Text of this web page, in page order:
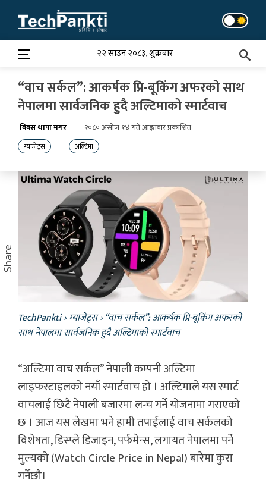
content
२२ साउन २०८३, शुक्रबार
“वाच सर्कल”: आकर्षक प्रि-बूकिंग अफरको साथ
नेपालमा सार्वजनिक हुदै अल्टिमाको स्मार्टवाच
बिबस थापा मगर २०८० असोज १४ गते आइतबार प्रकाशित
ग्याजेट्स अल्टिमा
TechPankti›ग्याजेट्स›“वाच सर्कल”: आकर्षक प्रि-बूकिंग अफरको
साथ नेपालमा सार्वजनिक हुदै अल्टिमाको स्मार्टवाच
“अल्टिमा वाच सर्कल” नेपाली कम्पनी अल्टिमा
लाइफस्टाइलको नयाँ स्मार्टवाच हो । अल्टिमाले यस स्मार्ट
वाचलाई छिटै नेपाली बजारमा लन्च गर्ने योजनामा गराएको
छ । आज यस लेखमा भने हामी तपाईलाई वाच सर्कलको
विशेषता, डिस्प्ले डिजाइन, पर्फमेन्स, लगायत नेपालमा पर्ने
मुल्यको (Watch Circle Price in Nepal) बारेमा कुरा
गर्नेछौ।